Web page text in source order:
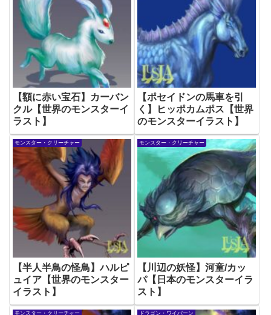
【額に赤い宝石】カーバン
クル【世界のモンスターイ
ラスト】
【ポセイドンの馬車を引
く】ヒッポカムポス【世界
のモンスターイラスト】
モンスター・クリーチャー
【半人半鳥の怪鳥】ハルピ
ュイア【世界のモンスター
イラスト】
モンスター・クリーチャー
【川辺の妖怪】河童/カッ
パ【日本のモンスターイラ
スト】
モンスター・クリーチャー ドラゴン・ワイバーン